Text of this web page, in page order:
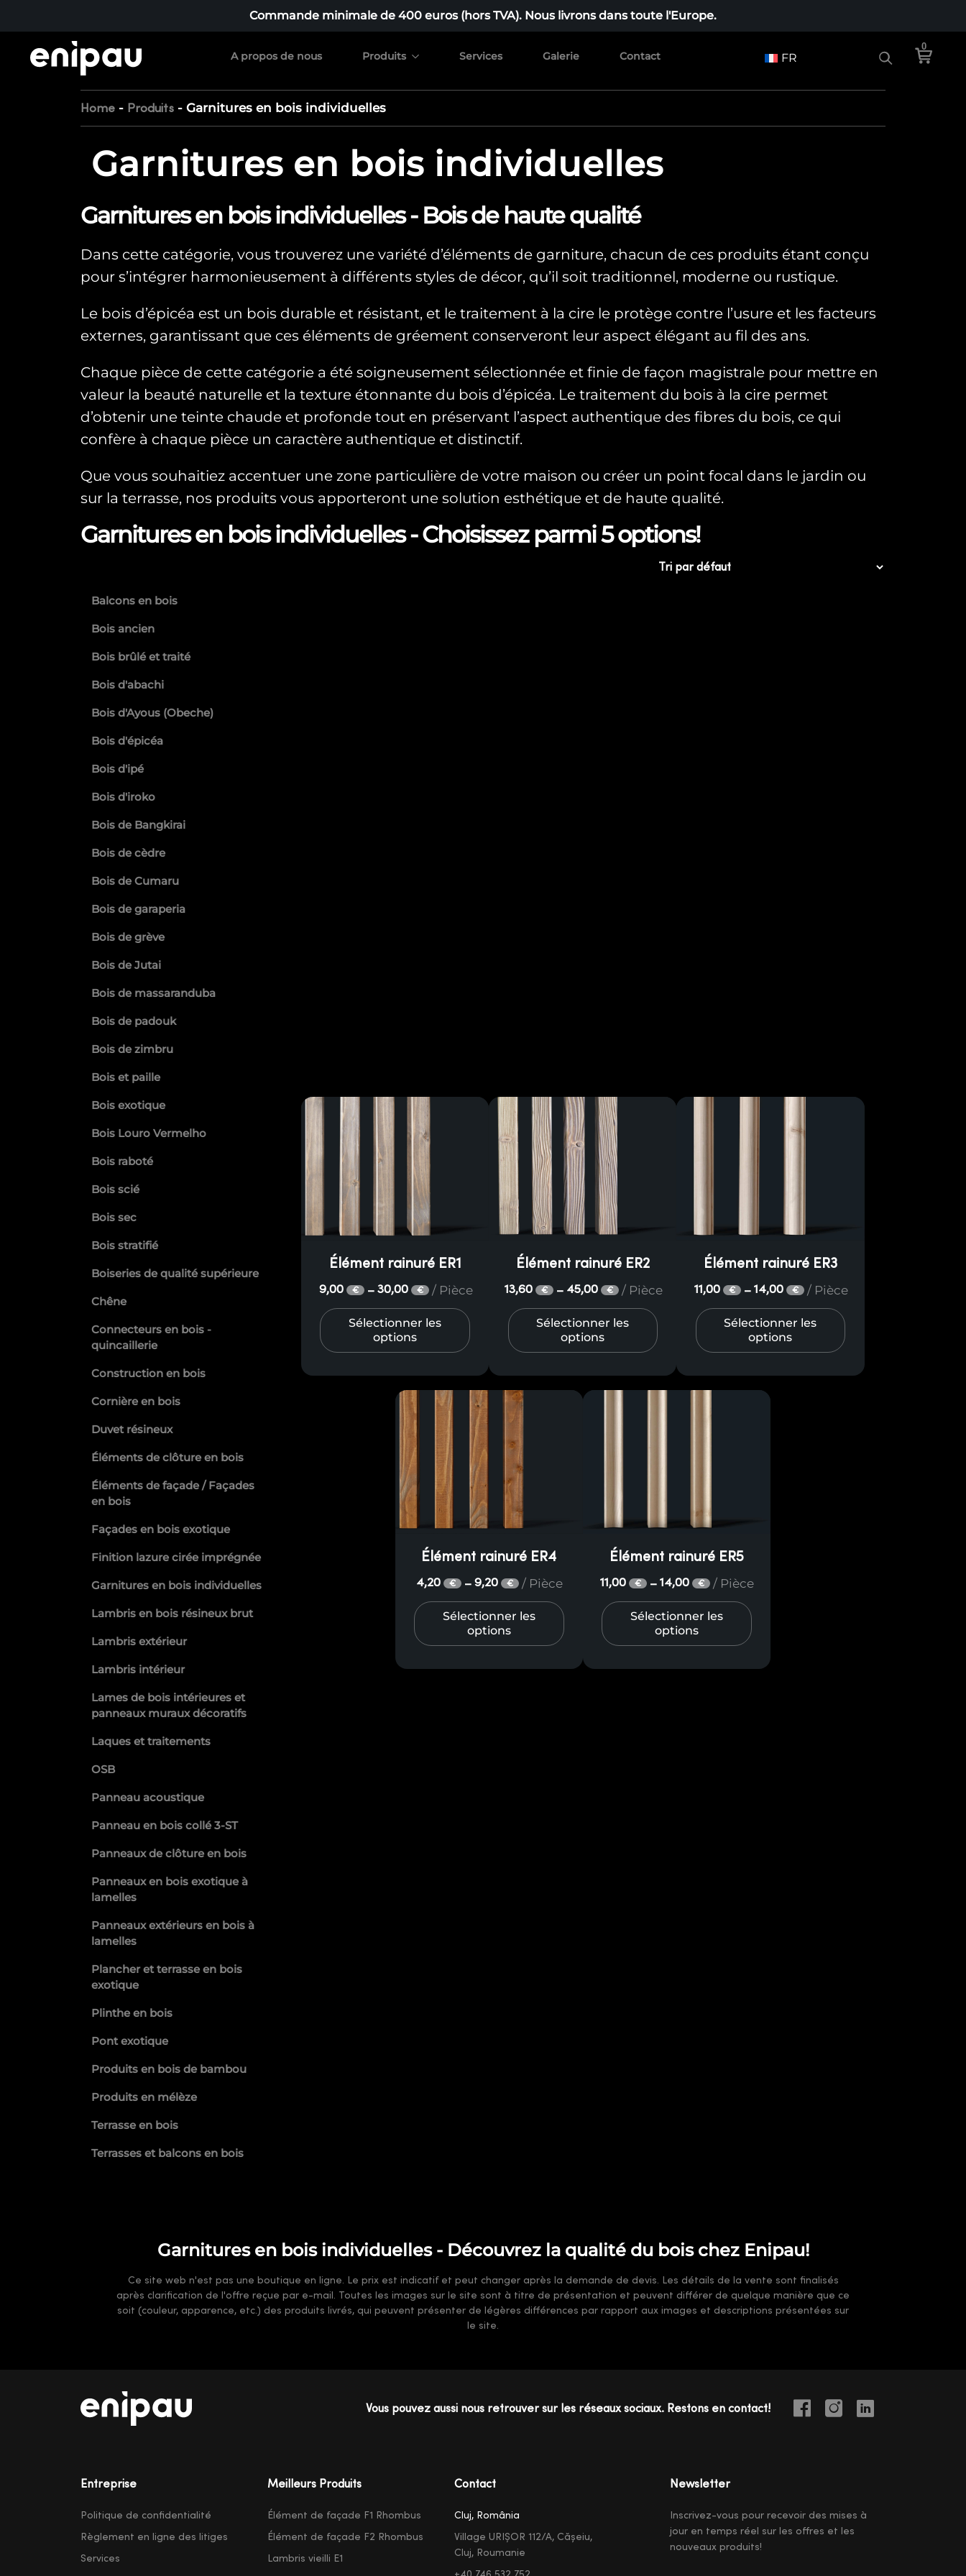
Commande minimale de 400 euros (hors TVA). Nous livrons dans toute l'Europe.
A propos de nous Produits Services Galerie Contact FR
0
Home - Produits - Garnitures en bois individuelles
Garnitures en bois individuelles
Garnitures en bois individuelles - Bois de haute qualité
Dans cette catégorie, vous trouverez une variété d’éléments de garniture, chacun de ces produits étant conçu
pour s’intégrer harmonieusement à différents styles de décor, qu’il soit traditionnel, moderne ou rustique.
Le bois d’épicéa est un bois durable et résistant, et le traitement à la cire le protège contre l’usure et les facteurs
externes, garantissant que ces éléments de gréement conserveront leur aspect élégant au fil des ans.
Chaque pièce de cette catégorie a été soigneusement sélectionnée et finie de façon magistrale pour mettre en
valeur la beauté naturelle et la texture étonnante du bois d’épicéa. Le traitement du bois à la cire permet
d’obtenir une teinte chaude et profonde tout en préservant l’aspect authentique des fibres du bois, ce qui
confère à chaque pièce un caractère authentique et distinctif.
Que vous souhaitiez accentuer une zone particulière de votre maison ou créer un point focal dans le jardin ou
sur la terrasse, nos produits vous apporteront une solution esthétique et de haute qualité.
Garnitures en bois individuelles - Choisissez parmi 5 options!
Balcons en bois
Bois ancien
Bois brûlé et traité
Bois d'abachi
Bois d'Ayous (Obeche)
Bois d'épicéa
Bois d'ipé
Bois d'iroko
Bois de Bangkirai
Bois de cèdre
Bois de Cumaru
Bois de garaperia
Bois de grève
Bois de Jutai
Bois de massaranduba
Bois de padouk
Bois de zimbru
Bois et paille
Bois exotique
Bois Louro Vermelho
Bois raboté
Bois scié
Bois sec
Bois stratifié
Boiseries de qualité supérieure
Chêne
Connecteurs en bois -
quincaillerie
Construction en bois
Cornière en bois
Duvet résineux
Éléments de clôture en bois
Éléments de façade / Façades
en bois
Façades en bois exotique
Finition lazure cirée imprégnée
Garnitures en bois individuelles
Lambris en bois résineux brut
Lambris extérieur
Lambris intérieur
Lames de bois intérieures et
panneaux muraux décoratifs
Laques et traitements
OSB
Panneau acoustique
Panneau en bois collé 3-ST
Panneaux de clôture en bois
Panneaux en bois exotique à
lamelles
Panneaux extérieurs en bois à
lamelles
Plancher et terrasse en bois
exotique
Plinthe en bois
Pont exotique
Produits en bois de bambou
Produits en mélèze
Terrasse en bois
Terrasses et balcons en bois
Élément rainuré ER1
9,00 € – 30,00 € / Pièce
Sélectionner les
options
Élément rainuré ER2
13,60 € – 45,00 € / Pièce
Sélectionner les
options
Élément rainuré ER3
11,00 € – 14,00 € / Pièce
Sélectionner les
options
Élément rainuré ER4
4,20 € – 9,20 € / Pièce
Sélectionner les
options
Élément rainuré ER5
11,00 € – 14,00 € / Pièce
Sélectionner les
options
Garnitures en bois individuelles - Découvrez la qualité du bois chez Enipau!
Ce site web n'est pas une boutique en ligne. Le prix est indicatif et peut changer après la demande de devis. Les détails de la vente sont finalisés
après clarification de l'offre reçue par e-mail. Toutes les images sur le site sont à titre de présentation et peuvent différer de quelque manière que ce
soit (couleur, apparence, etc.) des produits livrés, qui peuvent présenter de légères différences par rapport aux images et descriptions présentées sur
le site.
Vous pouvez aussi nous retrouver sur les réseaux sociaux. Restons en contact!
Entreprise
Politique de confidentialité
Règlement en ligne des litiges
Services
Meilleurs Produits
Élément de façade F1 Rhombus
Élément de façade F2 Rhombus
Lambris vieilli E1
Contact
Cluj, România
Village URIȘOR 112/A, Cășeiu,
Cluj, Roumanie
Newsletter
Inscrivez-vous pour recevoir des mises à
jour en temps réel sur les offres et les
nouveaux produits!